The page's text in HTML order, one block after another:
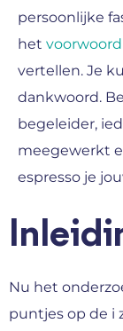
persoonlijke
het voorwoord
vertellen. Je
dankwoord.
begeleider,
meegewerkt
espresso je
Nu het
puntjes op de i